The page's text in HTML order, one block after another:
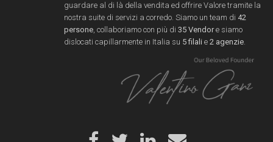
guardare al di là della vendita ed offrire Valore tramite la
nostra suite di servizi a corredo. Siamo un team di 42
persone, collaboriamo con più di 35 Vendore siamo
dislocati capillarmente in Italia su 5 filali e 2 agenzie.